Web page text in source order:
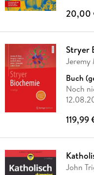
20,00
Stryer
Jeremy
Buch
Noch
119,99
John